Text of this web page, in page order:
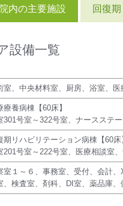
内の主要施設 回復
設備一覧
室、中央材料室、厨房、浴室、
療養病棟【60床】
301号室～322号室、ナースステ
期リハビリテーション病棟【60床
201号室～222号室、医療相談室
室１～６、事務室、受付、会計
、検査室、剤科、DI室、薬品庫